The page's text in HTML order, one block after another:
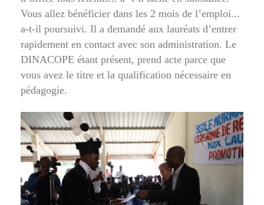
Vous allez bénéficier dans les 2 mois de l’emploi...
a-t-il poursuivi. Il a demandé aux lauréats d’entrer
rapidement en contact avec son administration. Le
DINACOPE étant présent, prend acte parce que
vous avez le titre et la qualification nécessaire en
pédagogie.